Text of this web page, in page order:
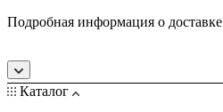
Подробная информация о доставке
Каталог